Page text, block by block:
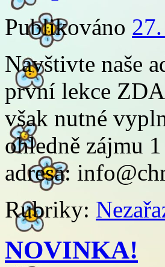
Publikováno
Navštivte naše
první lekce
však nutné
ohledně zájmu
adresa:
Rubriky:
NOVINKA!